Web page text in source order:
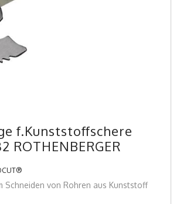
f.Kunststoffschere
ROTHENBERGER
Schneiden von Rohren aus Kunststoff